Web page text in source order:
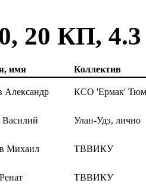
20 КП,
имя Коллектив
Александр КСО 'Ермак'
Василий Улан-Удэ, лично
Михаил ТВВИКУ
ТВВИКУ